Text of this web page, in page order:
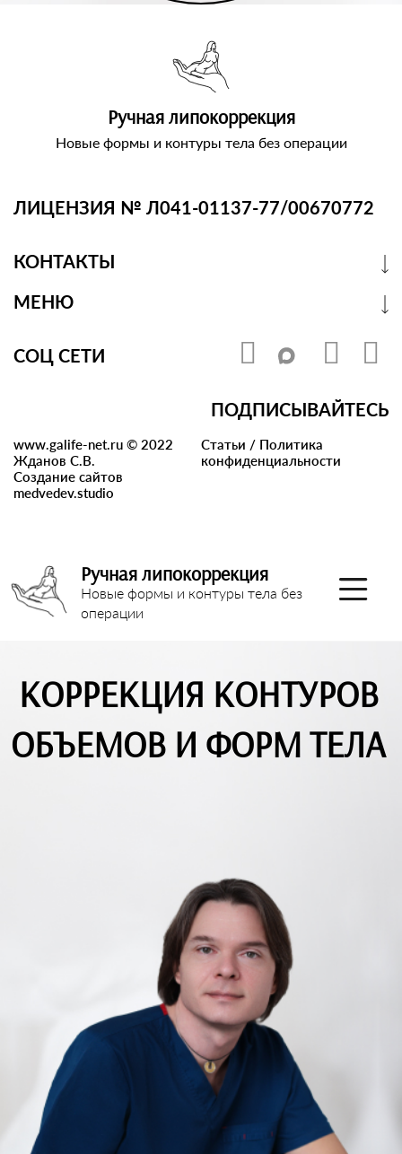
Ручная липокоррекция
Новые формы и контуры тела без операции
ЛИЦЕНЗИЯ № Л041-01137-77/00670772
КОНТАКТЫ
МЕНЮ
СОЦ СЕТИ
ПОДПИСЫВАЙТЕСЬ
www.galife-net.ru © 2022
Жданов С.В.
Создание сайтов
medvedev.studio
Статьи / Политика
конфиденциальности
Ручная липокоррекция
Новые формы и контуры тела без
операции
КОРРЕКЦИЯ КОНТУРОВ
ОБЪЕМОВ И ФОРМ ТЕЛА